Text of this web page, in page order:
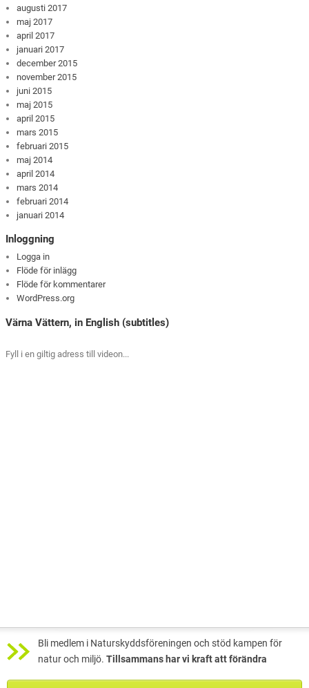
augusti 2017
maj 2017
april 2017
januari 2017
december 2015
november 2015
juni 2015
maj 2015
april 2015
mars 2015
februari 2015
maj 2014
april 2014
mars 2014
februari 2014
januari 2014
Inloggning
Logga in
Flöde för inlägg
Flöde för kommentarer
WordPress.org
Värna Vättern, in English (subtitles)
Fyll i en giltig adress till videon...
Bli medlem i Naturskyddsföreningen och stöd kampen för
natur och miljö. Tillsammans har vi kraft att förändra